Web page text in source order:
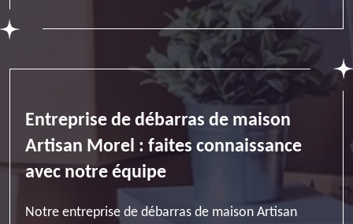
Entreprise de débarras de maison
Artisan Morel : faites connaissance
avec notre équipe
Notre entreprise de débarras de maison Artisan